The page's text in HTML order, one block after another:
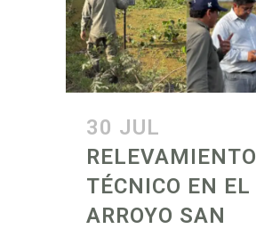
30 JUL
RELEVAMIENTO
TÉCNICO EN EL
ARROYO SAN